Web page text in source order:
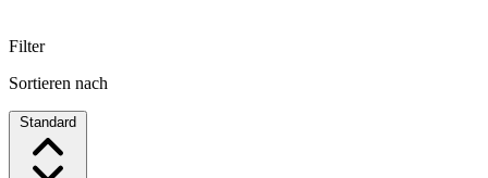
Filter
Sortieren nach
Standard